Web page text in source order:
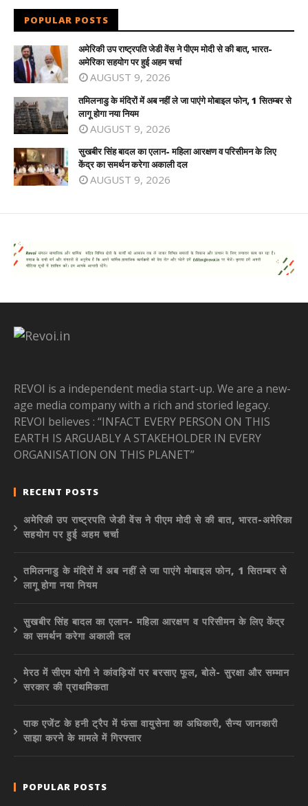
POPULAR POSTS
अमेरिकी उप राष्ट्रपति जेडी वेंस ने पीएम मोदी से की बात, भारत-
अमेरिका सहयोग पर हुई अहम चर्चा
AUGUST 9, 2026
तमिलनाडु के मंदिरों में अब नहीं ले जा पाएंगे मोबाइल फोन, 1 सितम्बर से
लागू होगा नया नियम
AUGUST 9, 2026
सुखबीर सिंह बादल का एलान- महिला आरक्षण व परिसीमन के लिए
केंद्र का समर्थन करेगा अकाली दल
AUGUST 9, 2026
REVOI is a independent media start-up. We are a new-
age media company with a rich and storied legacy.
REVOI believes : “INFACT EVERY PERSON ON THIS
EARTH IS ARGUABLY A STAKEHOLDER IN EVERY
ORGANISATION ON THIS PLANET”
RECENT POSTS
अमेरिकी उप राष्ट्रपति जेडी वेंस ने पीएम मोदी से की बात, भारत-अमेरिका
सहयोग पर हुई अहम चर्चा
तमिलनाडु के मंदिरों में अब नहीं ले जा पाएंगे मोबाइल फोन, 1 सितम्बर से
लागू होगा नया नियम
सुखबीर सिंह बादल का एलान- महिला आरक्षण व परिसीमन के लिए केंद्र
का समर्थन करेगा अकाली दल
मेरठ में सीएम योगी ने कांवड़ियों पर बरसाए फूल, बोले- सुरक्षा और सम्मान
सरकार की प्राथमिकता
पाक एजेंट के हनी ट्रैप में फंसा वायुसेना का अधिकारी, सैन्य जानकारी
साझा करने के मामले में गिरफ्तार
POPULAR POSTS